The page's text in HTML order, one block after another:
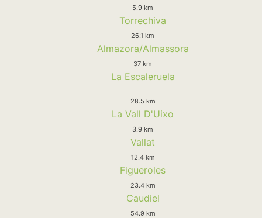
5.9 km
Torrechiva
26.1 km
Almazora/Almassora
37 km
La Escaleruela
28.5 km
La Vall D'Uixo
3.9 km
Vallat
12.4 km
Figueroles
23.4 km
Caudiel
54.9 km